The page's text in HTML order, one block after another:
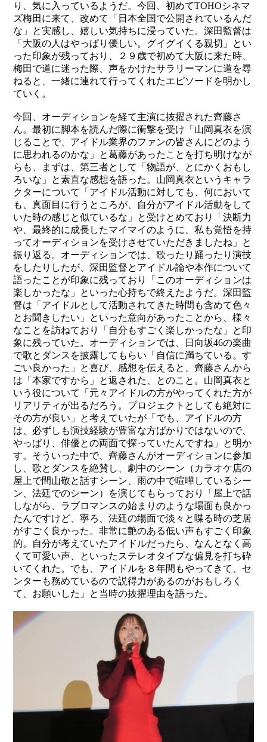
り、気に入っているようだ。今回、初めてTOHOシネマ
ズ梅田に来て、改めて「日本全国で公開されているんだ
な」と実感し、嬉しい気持ちに浸っていた。深田監督は
「大阪の人はやっぱり優しい。グイグイ く る親切 」とい
った印象が残っており、２９歳で初めて大阪に来た時、
梅田で道に迷った際、声をかけたサラリーマンに道を尋
ねると、一緒に連れて行ってくれたエピソードを明かし
ていく。
今回、オーディションを経て主演に抜擢された齊藤さ
ん。最初に脚本を読んだ際に衝撃を受け「山岡真衣を演
じることで、アイドル業界のファンの皆さんにどのよう
に思われるのかな」と葛藤があったことを打ち明けなが
らも、まずは、第三者として「物語が、とにかくおもし
ろいな」と素直な感想を語った。山岡真衣というキャラ
クターについて「アイドル活動に対しても、何において
も、真面目に行うところが、自分がアイドル活動をして
いた時の感じと似ているな」と受けとめており「決断力
や、最終的に成長したマイマイのように、私も覚悟を持
ってオーディションを受けさせていただきましたね」と
振り返る。オーディションでは、歌ったり踊ったり演技
をしたりしたが、深田監督とアイドル論や本作について
語ったことが印象に残っており「このオーディションは
楽しかったな」といった心持ちで終えたようだ。深田監
督は「アイドルとして活動されてきた時間も含めて色々
とお聞きしたい」といった意向があったことから、様々
なことを訪ねており「自分もすごく楽しかったな」と印
象に残っていた。オーディションでは、日向坂46の楽曲
で歌とダンスを披露してもらい「自信に満ちている。す
ごい良かった」と喜び、感想を伝えると、齊藤さんから
は「本家ですから」と返された、とのこと。山岡真衣と
いう役について「元々アイドルの方がやってくれた方が
リアリティが出るだろう。プロジェクトとしても絶対に
その方が良い」と考えていたが「でも、アイドルの方
は、必ずしも演技経験が豊富な方ばかりではないので、
やっぱり、俳優との両面で探っていたんですね」と明か
す。そういった中で、齊藤さんがオーディションに参加
し、歌とダンスを絶賛し、劇中のシーン（ カラオケ店の
屋 上で間山敬と話すシーン 、雨の中で喧嘩しているシー
ン、法廷でのシーン）を演じてもらっており「屋上で話
しながら、ラブロマンスの始まりのような場面も良かっ
たんですけど、寧ろ、法廷の場面で淡々と喋る時の芝居
がすごく良かった。非常に艶のある低い声もすごく印象
的。自分が考えていたアイドルだったら、なんとなく高
くて可愛い声、といったステレオタイプな偏見を打ち砕
いてくれた。でも、アイドルを８年間もやってきて、セ
ンターも務めているので説得力があるのがおもしろく
て、お願いした」と当時の抜擢理由を語った。